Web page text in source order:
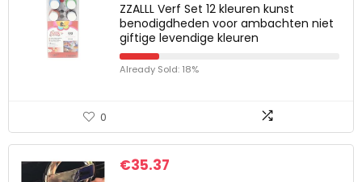
ZZALLL Verf Set 12 kleuren kunst
benodigdheden voor ambachten niet
giftige levendige kleuren
Already Sold: 18%
0
€35.37